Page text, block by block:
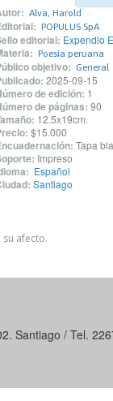
Alva, Harold
POPULUS SpA
editorial: Expendio
Poesía peruana
objetivo: General
2025-09-15
de edición: 1
de páginas: 90
12.5x19cm.
$15.000
Tapa
Impreso
Español
Santiago
su afecto.
Santiago / Tel.